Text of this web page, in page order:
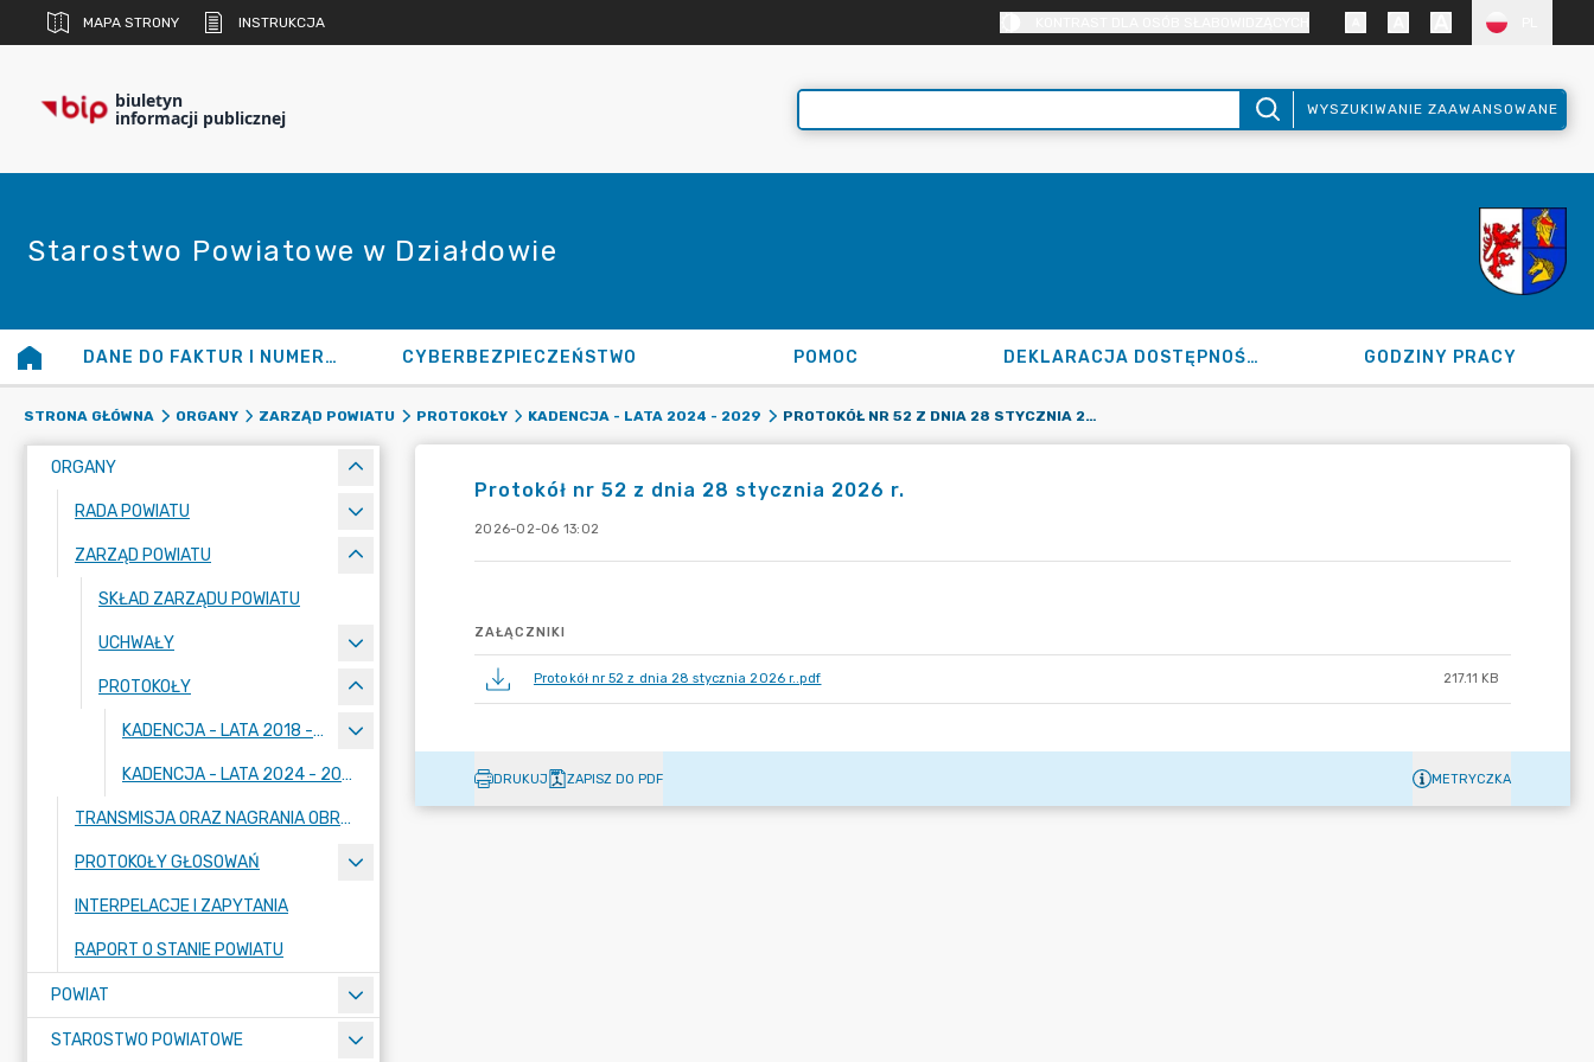
MAPA STRONY INSTRUKCJA
biuletyn
informacji publicznej WYSZUKIWANIE ZAAWANSOWANE
Starostwo Powiatowe w Działdowie
DANE DO FAKTUR I NUMERY KONT CYBERBEZPIECZEŃSTWO POMOC DEKLARACJA DOSTĘPNOŚCI GODZINY PRACY
STRONA GŁÓWNA ORGANY ZARZĄD POWIATU PROTOKOŁY KADENCJA - LATA 2024 - 2029 PROTOKÓŁ NR 52 Z DNIA 28 STYCZNIA 2026 R.
ORGANY
RADA POWIATU
ZARZĄD POWIATU
SKŁAD ZARZĄDU POWIATU
UCHWAŁY
PROTOKOŁY
KADENCJA - LATA 2018 - 2023
KADENCJA - LATA 2024 - 2029
TRANSMISJA ORAZ NAGRANIA OBRAD SESJI
PROTOKOŁY GŁOSOWAŃ
INTERPELACJE I ZAPYTANIA
RAPORT O STANIE POWIATU
POWIAT
STAROSTWO POWIATOWE
Protokół nr 52 z dnia 28 stycznia 2026 r.
2026-02-06 13:02
ZAŁĄCZNIKI
Protokół nr 52 z dnia 28 stycznia 2026 r..pdf 217.11 KB
DRUKUJ ZAPISZ DO PDF METRYCZKA